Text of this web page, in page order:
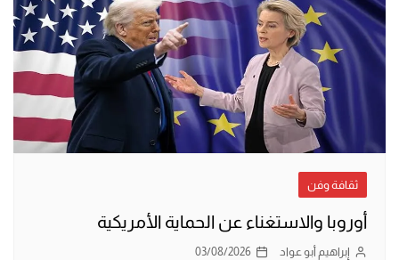
ثقافة وفن
أوروبا والاستغناء عن الحماية الأمريكية
إبراهيم أبو عواد 03/08/2026